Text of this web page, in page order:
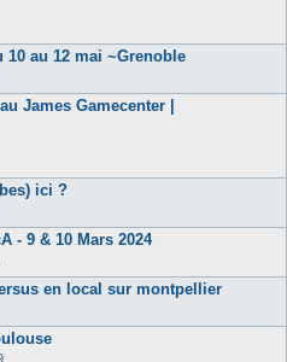
10 au 12 mai ~Grenoble
James Gamecenter |
ici ?
- 9 & 10 Mars 2024
en local sur montpellier